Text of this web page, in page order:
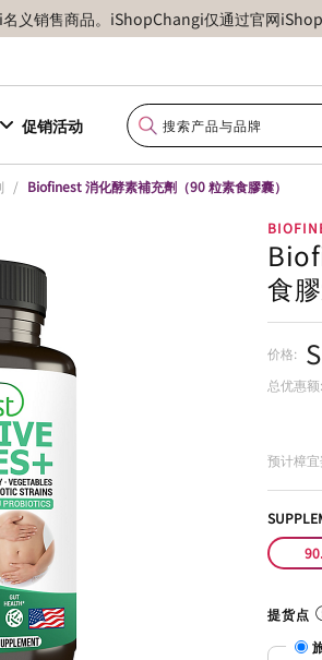
义销售商品。iShopChangi仅通过官网
促销活动
/ Biofinest 消化酵素補充劑（90 粒素食膠囊）
食膠
价格:
总优惠额:
预计樟
提货点